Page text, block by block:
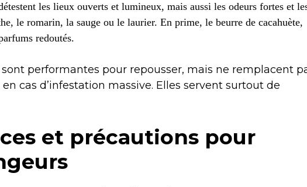
les lieux ouverts et lumineux, mais aussi les odeurs fortes et
le romarin, la sauge ou le laurier. En prime, le beurre de cacahuète,
redoutés.
performantes pour repousser, mais ne remplacent
cas d’infestation massive. Elles servent surtout de
et précautions pour